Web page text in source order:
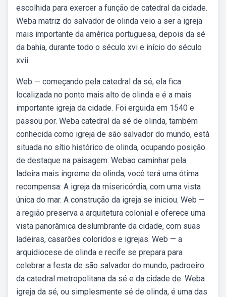
escolhida para exercer a função de catedral da cidade.
Weba matriz do salvador de olinda veio a ser a igreja
mais importante da américa portuguesa, depois da sé
da bahia, durante todo o século xvi e início do século
xvii.
Web — começando pela catedral da sé, ela fica
localizada no ponto mais alto de olinda e é a mais
importante igreja da cidade. Foi erguida em 1540 e
passou por. Weba catedral da sé de olinda, também
conhecida como igreja de são salvador do mundo, está
situada no sítio histórico de olinda, ocupando posição
de destaque na paisagem. Webao caminhar pela
ladeira mais íngreme de olinda, você terá uma ótima
recompensa: A igreja da misericórdia, com uma vista
única do mar. A construção da igreja se iniciou. Web —
a região preserva a arquitetura colonial e oferece uma
vista panorâmica deslumbrante da cidade, com suas
ladeiras, casarões coloridos e igrejas. Web — a
arquidiocese de olinda e recife se prepara para
celebrar a festa de são salvador do mundo, padroeiro
da catedral metropolitana da sé e da cidade de. Weba
igreja da sé, ou simplesmente sé de olinda, é uma das